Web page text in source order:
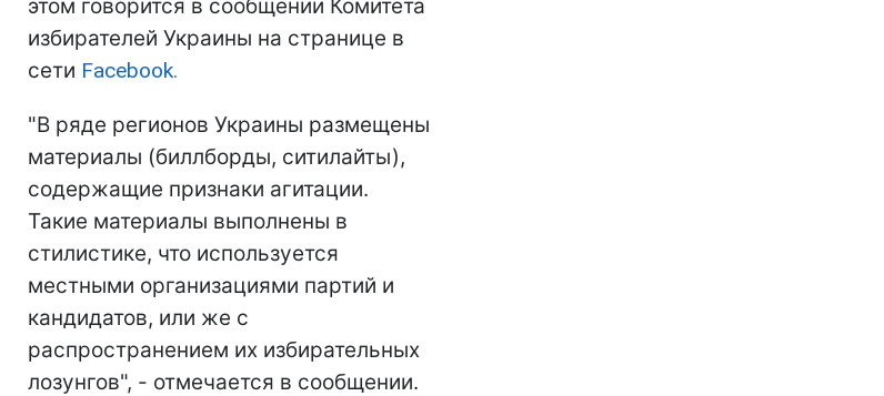
этом говорится в сообщении Комитета
избирателей Украины на странице в
сети Facebook.
"В ряде регионов Украины размещены
материалы (биллборды, ситилайты),
содержащие признаки агитации.
Такие материалы выполнены в
стилистике, что используется
местными организациями партий и
кандидатов, или же с
распространением их избирательных
лозунгов", - отмечается в сообщении.